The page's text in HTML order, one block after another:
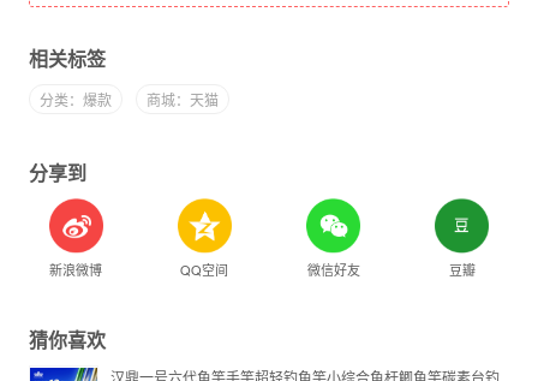
相关标签
分类：爆款 商城：天猫
分享到
新浪微博 QQ空间 微信好友 豆瓣
猜你喜欢
汉鼎一号六代鱼竿手竿超轻钓鱼竿小综合鱼杆鲫鱼竿碳素台钓